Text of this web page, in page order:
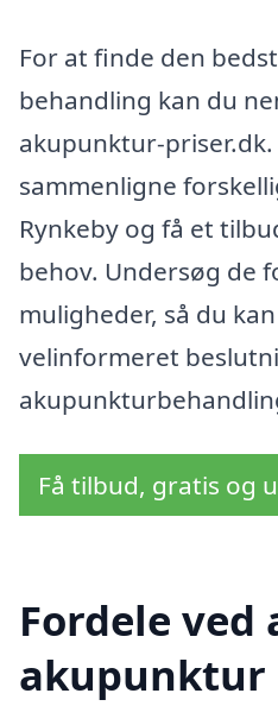
For at finde den
behandling kan du
akupunktur-priser.dk.
sammenligne
Rynkeby og få et
behov. Undersøg de
muligheder, så du
velinformeret
Få tilbud, gratis og
Fordele
akupunktur